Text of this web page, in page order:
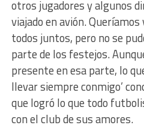
otros jugadores y algunos
viajado en avión.
todos juntos, pero no se
parte de los festejos.
presente en esa parte, lo
llevar siempre conmigo’
que logró lo que todo
con el club de sus amores.